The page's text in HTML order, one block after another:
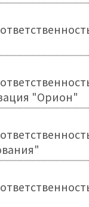
"Орион"